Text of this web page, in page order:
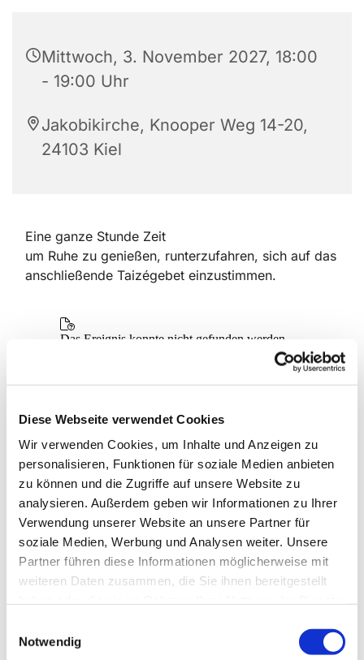
Diese Webseite verwendet Cookies
Wir verwenden Cookies, um Inhalte und Anzeigen zu
personalisieren, Funktionen für soziale Medien anbieten
zu können und die Zugriffe auf unsere Website zu
analysieren. Außerdem geben wir Informationen zu Ihrer
Verwendung unserer Website an unsere Partner für
soziale Medien, Werbung und Analysen weiter. Unsere
Partner führen diese Informationen möglicherweise mit
weiteren Daten zusammen, die Sie ihnen bereitgestellt
Notwendig
Mittwoch, 3. November 2027, 18:00
- 19:00 Uhr
Jakobikirche, Knooper Weg 14-20,
24103 Kiel
Eine ganze Stunde Zeit
um Ruhe zu genießen, runterzufahren, sich auf das
anschließende Taizégebet einzustimmen.
Dies könnte Sie auch